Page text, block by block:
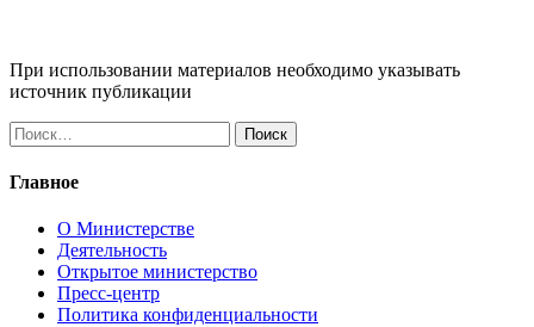
При использовании материалов необходимо указывать
источник публикации
Найти:
Главное
О Министерстве
Деятельность
Открытое министерство
Пресс-центр
Политика конфиденциальности